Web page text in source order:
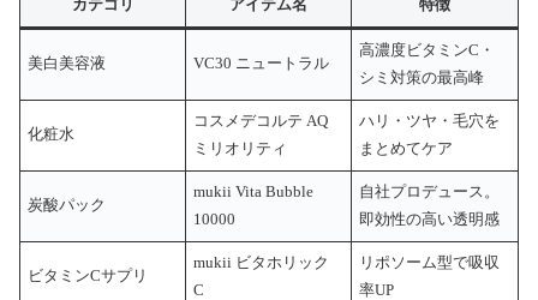
カテゴリ アイテム名 特徴
美白美容液 VC30 ニュートラル
高濃度ビタミンC・
シミ対策の最高峰
化粧水
コスメデコルテ AQ
ミリオリティ
ハリ・ツヤ・毛穴を
まとめてケア
炭酸パック
mukii Vita Bubble
10000
自社プロデュース。
即効性の高い透明感
ビタミンCサプリ
mukii ビタホリック
C
リポソーム型で吸収
率UP